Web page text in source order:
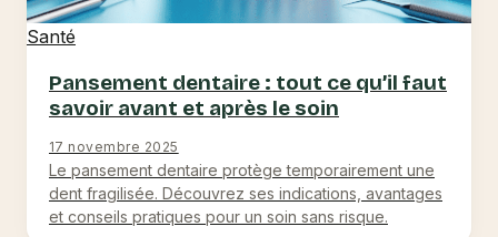
Santé
Pansement dentaire : tout ce qu’il faut
savoir avant et après le soin
17 novembre 2025
Le pansement dentaire protège temporairement une
dent fragilisée. Découvrez ses indications, avantages
et conseils pratiques pour un soin sans risque.